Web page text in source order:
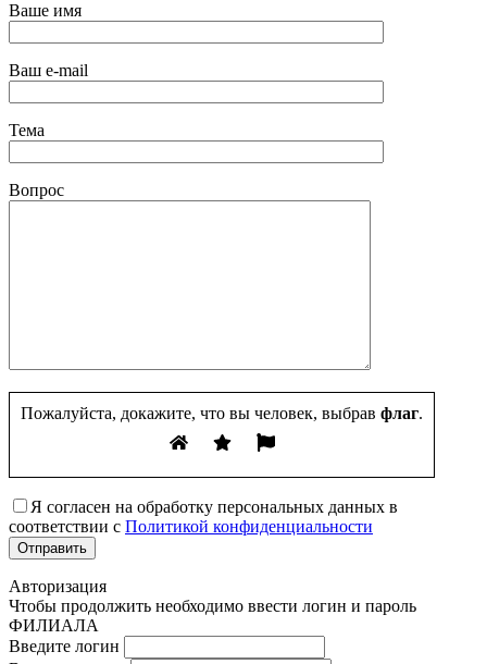
Ваше имя
Ваш e-mail
Тема
Вопрос
Пожалуйста, докажите, что вы человек, выбрав флаг.
Я согласен на обработку персональных данных в
соответствии с Политикой конфиденциальности
Авторизация
Чтобы продолжить необходимо ввести логин и пароль
ФИЛИАЛА
Введите логин